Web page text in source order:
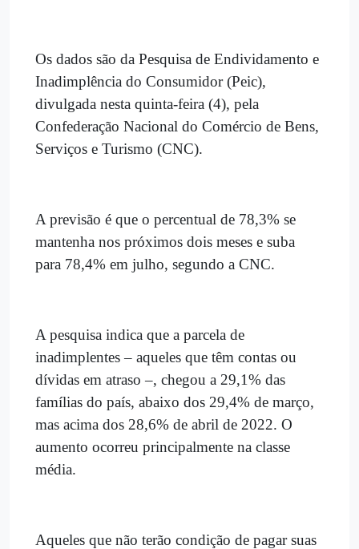
Os dados são da Pesquisa de Endividamento e
Inadimplência do Consumidor (Peic),
divulgada nesta quinta-feira (4), pela
Confederação Nacional do Comércio de Bens,
Serviços e Turismo (CNC).
A previsão é que o percentual de 78,3% se
mantenha nos próximos dois meses e suba
para 78,4% em julho, segundo a CNC.
A pesquisa indica que a parcela de
inadimplentes – aqueles que têm contas ou
dívidas em atraso –, chegou a 29,1% das
famílias do país, abaixo dos 29,4% de março,
mas acima dos 28,6% de abril de 2022. O
aumento ocorreu principalmente na classe
média.
Aqueles que não terão condição de pagar suas